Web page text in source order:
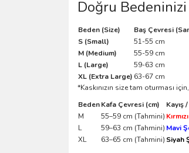
Doğru
Beden (Size)
Baş Çevresi
S (Small)
51-55 cm
M (Medium)
55-59 cm
L (Large)
59-63 cm
XL (Extra Large) 63-67 cm
*Kaskınızın size tam oturması
BedenKafa Çevresi (cm)
Kayış
M
55–59 cm (Tahmini)
L
59–63 cm (Tahmini) Mavi
XL
63–65 cm (Tahmini) Siyah